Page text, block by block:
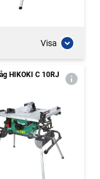
Visa
HIKOKI C 10RJ